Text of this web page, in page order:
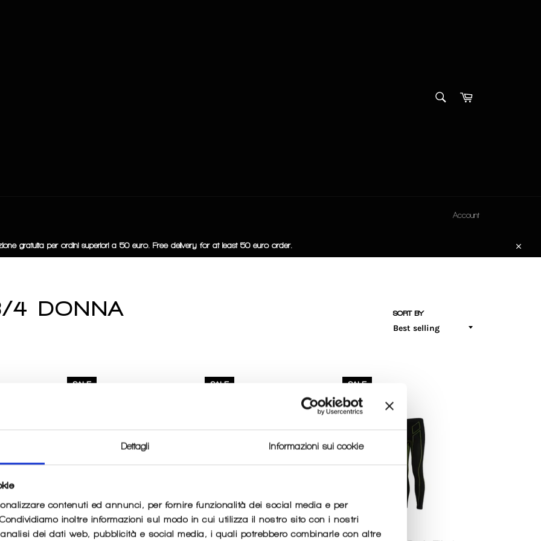
Dettagli Informazioni sui cookie
contenuti ed annunci, per fornire funzionalità dei social media e per
inoltre informazioni sul modo in cui utilizza il nostro sito con i nostri
dei dati web, pubblicità e social media, i quali potrebbero combinarle con altre
Cart
Account
gratuita per ordini superiori a 50 euro. Free delivery for at least 50 euro order.
Close
4 DONNA
SORT BY
SALE SALE SALE